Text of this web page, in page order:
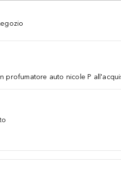
profumatore auto nicole P